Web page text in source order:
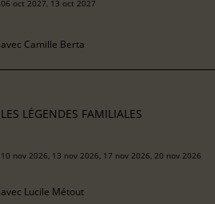
06 oct 2027, 13 oct 2027
avec Camille Berta
LES LÉGENDES FAMILIALES
10 nov 2026, 13 nov 2026, 17 nov 2026, 20 nov 2026
avec Lucile Métout